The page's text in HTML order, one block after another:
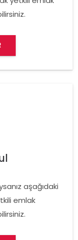
aşağıdaki
emlak